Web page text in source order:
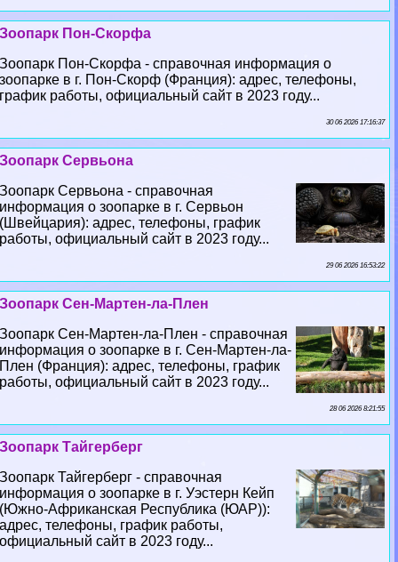
Зоопарк Пон-Скорфа
Зоопарк Пон-Скорфа - справочная информация о
зоопарке в г. Пон-Скорф (Франция): адрес, телефоны,
график работы, официальный сайт в 2023 году...
30 06 2026 17:16:37
Зоопарк Сервьона
Зоопарк Сервьона - справочная
информация о зоопарке в г. Сервьон
(Швейцария): адрес, телефоны, график
работы, официальный сайт в 2023 году...
29 06 2026 16:53:22
Зоопарк Сен-Мартен-ла-Плен
Зоопарк Сен-Мартен-ла-Плен - справочная
информация о зоопарке в г. Сен-Мартен-ла-
Плен (Франция): адрес, телефоны, график
работы, официальный сайт в 2023 году...
28 06 2026 8:21:55
Зоопарк Тайгерберг
Зоопарк Тайгерберг - справочная
информация о зоопарке в г. Уэстерн Кейп
(Южно-Африканская Республика (ЮАР)):
адрес, телефоны, график работы,
официальный сайт в 2023 году...